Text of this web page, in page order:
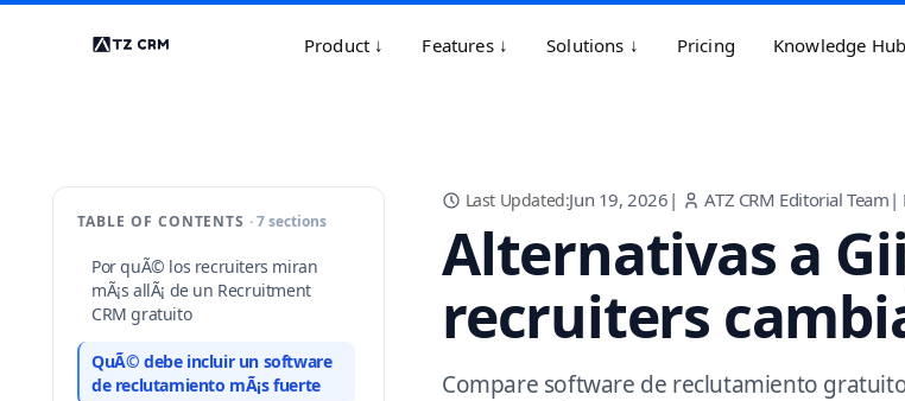
Product ↓ Features ↓ Solutions ↓ Pricing Knowledge
TABLE OF CONTENTS · 7 sections
Por quÃ© los recruiters miran
mÃ¡s allÃ¡ de un Recruitment
CRM gratuito
QuÃ© debe incluir un software
de reclutamiento mÃ¡s fuerte
Last Updated:Jun 19, 2026 | ATZ CRM Editorial Team |
Alternativas a
recruiters
Compare software de reclutamiento